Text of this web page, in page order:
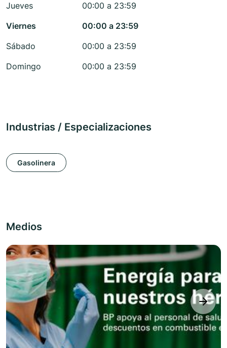
Jueves
00:00 a 23:59
Viernes
00:00 a 23:59
Sábado
00:00 a 23:59
Domingo
00:00 a 23:59
Industrias / Especializaciones
Gasolinera
Medios
next